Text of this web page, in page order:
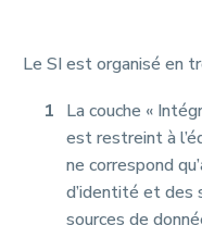
Le SI est organisé en
La couche «
est restreint à
ne correspond
d’identité et des
sources de